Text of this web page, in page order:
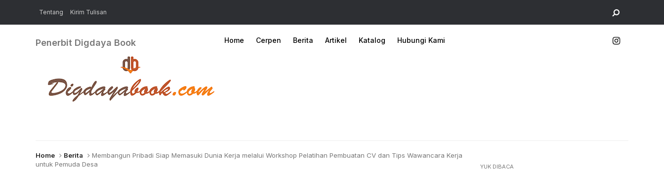
Tentang Kirim Tulisan
Penerbit Digdaya Book Home Cerpen Berita Artikel Katalog Hubungi Kami
Home Berita
Membangun Pribadi Siap Memasuki Dunia Kerja melalui Workshop Pelatihan Pembuatan CV dan Tips Wawancara Kerja
untuk Pemuda Desa
YUK DIBACA